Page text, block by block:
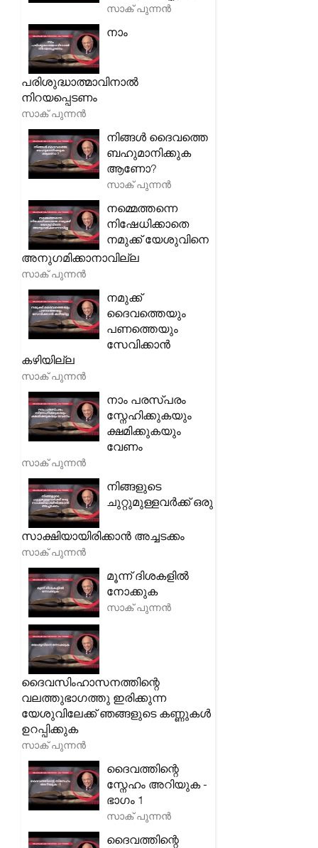
സാക് പുന്നൻ
നാം
പരിശുദ്ധാത്മാവിനാൽ
നിറയപ്പെടണം
സാക് പുന്നൻ
നിങ്ങൾ ദൈവത്തെ
ബഹുമാനിക്കുക
ആണോ?
സാക് പുന്നൻ
നമ്മെത്തന്നെ
നിഷേധിക്കാതെ
നമുക്ക് യേശുവിനെ
അനുഗമിക്കാനാവില്ല
സാക് പുന്നൻ
നമുക്ക്
ദൈവത്തെയും
പണത്തെയും
സേവിക്കാൻ
കഴിയില്ല
സാക് പുന്നൻ
നാം പരസ്പരം
സ്നേഹിക്കുകയും
ക്ഷമിക്കുകയും
വേണം
സാക് പുന്നൻ
നിങ്ങളുടെ
ചുറ്റുമുള്ളവർക്ക് ഒരു
സാക്ഷിയായിരിക്കാൻ അച്ചടക്കം
സാക് പുന്നൻ
മൂന്ന് ദിശകളിൽ
നോക്കുക
സാക് പുന്നൻ
ദൈവസിംഹാസനത്തിന്റെ
വലത്തുഭാഗത്തു ഇരിക്കുന്ന
യേശുവിലേക്ക് ഞങ്ങളുടെ കണ്ണുകൾ
ഉറപ്പിക്കുക
സാക് പുന്നൻ
ദൈവത്തിന്റെ
സ്നേഹം അറിയുക -
ഭാഗം 1
സാക് പുന്നൻ
ദൈവത്തിന്റെ